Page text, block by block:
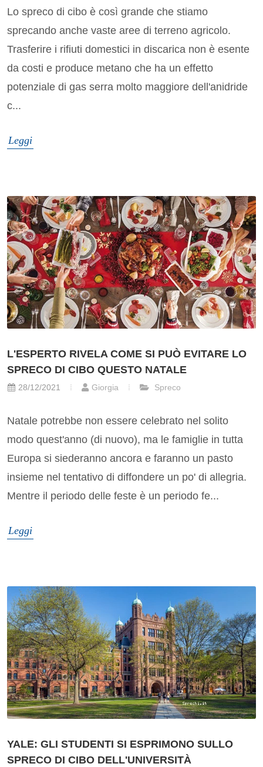
Lo spreco di cibo è così grande che stiamo
sprecando anche vaste aree di terreno agricolo.
Trasferire i rifiuti domestici in discarica non è esente
da costi e produce metano che ha un effetto
potenziale di gas serra molto maggiore dell'anidride
c...
Leggi
L'ESPERTO RIVELA COME SI PUÒ EVITARE LO
SPRECO DI CIBO QUESTO NATALE
28/12/2021 Giorgia Spreco
Natale potrebbe non essere celebrato nel solito
modo quest'anno (di nuovo), ma le famiglie in tutta
Europa si siederanno ancora e faranno un pasto
insieme nel tentativo di diffondere un po' di allegria.
Mentre il periodo delle feste è un periodo fe...
Leggi
YALE: GLI STUDENTI SI ESPRIMONO SULLO
SPRECO DI CIBO DELL'UNIVERSITÀ